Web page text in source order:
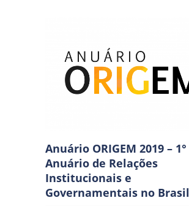
Anuário ORIGEM 2019 – 1°
Anuário de Relações
Institucionais e
Governamentais no Brasil